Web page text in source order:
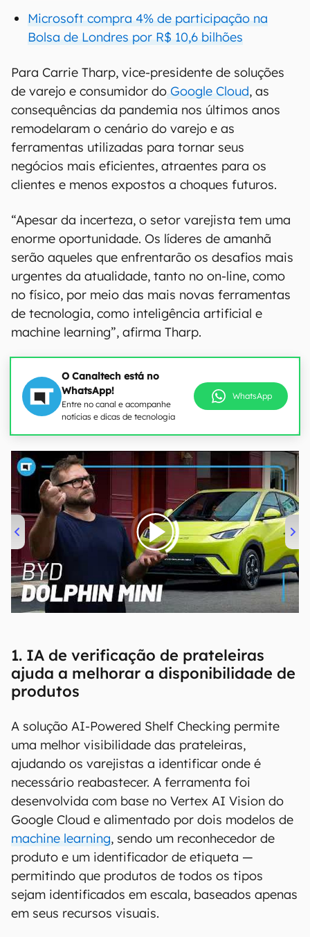
Microsoft compra 4% de participação na
Bolsa de Londres por R$ 10,6 bilhões
Para Carrie Tharp, vice-presidente de soluções
de varejo e consumidor do Google Cloud, as
consequências da pandemia nos últimos anos
remodelaram o cenário do varejo e as
ferramentas utilizadas para tornar seus
negócios mais eficientes, atraentes para os
clientes e menos expostos a choques futuros.
“Apesar da incerteza, o setor varejista tem uma
enorme oportunidade. Os líderes de amanhã
serão aqueles que enfrentarão os desafios mais
urgentes da atualidade, tanto no on-line, como
no físico, por meio das mais novas ferramentas
de tecnologia, como inteligência artificial e
machine learning”, afirma Tharp.
O Canaltech está no
WhatsApp!
Entre no canal e acompanhe
notícias e dicas de tecnologia
WhatsApp
00:00/04:07
1. IA de verificação de prateleiras
ajuda a melhorar a disponibilidade de
produtos
A solução AI-Powered Shelf Checking permite
uma melhor visibilidade das prateleiras,
ajudando os varejistas a identificar onde é
necessário reabastecer. A ferramenta foi
desenvolvida com base no Vertex AI Vision do
Google Cloud e alimentado por dois modelos de
machine learning, sendo um reconhecedor de
produto e um identificador de etiqueta —
permitindo que produtos de todos os tipos
sejam identificados em escala, baseados apenas
em seus recursos visuais.